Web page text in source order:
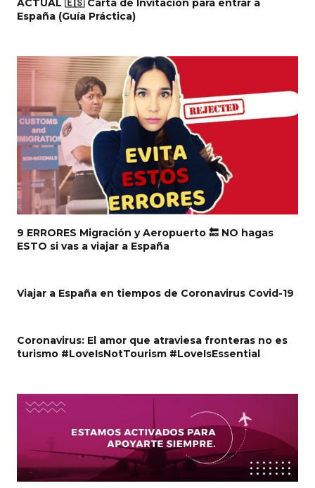
España (Guía Práctica)
9 ERRORES Migración y Aeropuerto 🔙 NO hagas
ESTO si vas a viajar a España
Viajar a España en tiempos de Coronavirus Covid-19
Coronavirus: El amor que atraviesa fronteras no es
turismo #LoveIsNotTourism #LoveIsEssential